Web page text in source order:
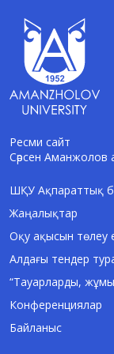
Ресми сайт
Сәрсен Аманжолов
ШҚУ Ақпараттық
Жаңалықтар
Оқу ақысын төлеу
Алдағы тендер
“Тауарларды,
Конференциялар
Байланыс
AI-
Сәлем! Мен